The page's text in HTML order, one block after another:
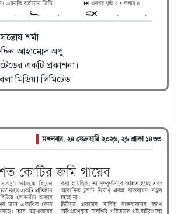
শর্মা
আহাম্মেদ অপু
একটি প্রকাশনা।
মিডিয়া লিমিটেড
মঙ্গলবার, ২৪ ফেব্রুয়ারি ২০২৬, ২৬ শ্রাবণ ১৪৩৩